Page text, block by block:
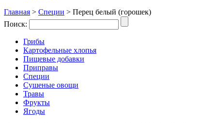
Главная > Специи > Перец белый (горошек)
Поиск:
Грибы
Картофельные хлопья
Пищевые добавки
Приправы
Специи
Сушеные овощи
Травы
Фрукты
Ягоды